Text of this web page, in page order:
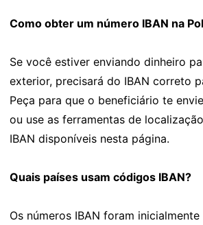
Como obter um número IBAN na
Se você estiver enviando dinheiro
exterior, precisará do IBAN correto
Peça para que o beneficiário te
ou use as ferramentas de
IBAN disponíveis nesta página.
Quais países usam códigos IBAN?
Os números IBAN foram